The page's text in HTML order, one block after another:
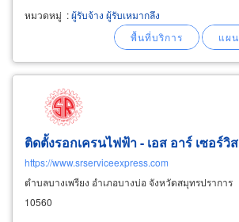
ด้วยไฟฟ้า ตัดเลเซอร์ ฉลุเลเซอร์ ขึ้นอยู่กับชนิดของ
โลหะและความหนาด้วยเครื่อง cncwire
หมวดหมู่ :ผู้รับจ้าง ผู้รับเหมากลึง
ติดตั้งรอกเครนไฟฟ้า - เอส อาร์ เซอร์วิส
https://www.srserviceexpress.com
ตำบลบางเพรียง อำเภอบางบ่อ จังหวัดสมุทรปราการ
10560